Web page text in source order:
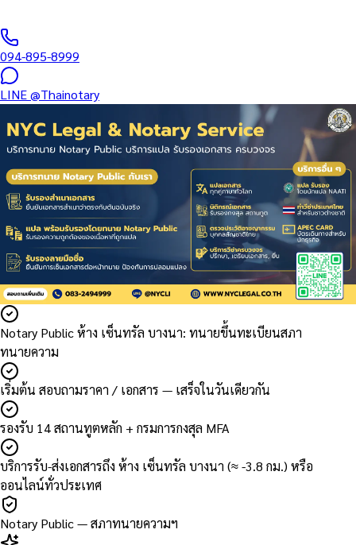
094-895-8999
LINE@Thainotary
Notary Public ห้าง เซ็นทรัล บางนา: ทนายขึ้นทะเบียนสภา
ทนายความ
เริ่มต้น สอบถามราคา / เอกสาร — เสร็จในวันเดียวกัน
รองรับ 14 สถานทูตหลัก + กรมการกงสุล MFA
บริการรับ-ส่งเอกสารถึง ห้าง เซ็นทรัล บางนา (≈ -3.8 กม.) หรือ
ออนไลน์ทั่วประเทศ
Notary Public — สภาทนายความฯ